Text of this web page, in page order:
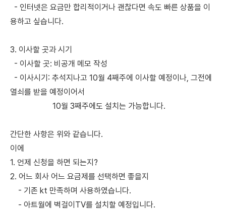
- 인터넷은 요금만 합리적이거나 괜찮다면 속도 빠른 상품을 이
용하고 싶습니다.
3. 이사할 곳과 시기
- 이사할 곳: 비공개 메모 작성
- 이사시기: 추석지나고 10월 4째주에 이사할 예정이나, 그전에
열쇠를 받을 예정이어서
10월 3째주에도 설치는 가능합니다.
간단한 사항은 위와 같습니다.
이에
1. 언제 신청을 하면 되는지?
2. 어느 회사 어느 요금제를 선택하면 좋을지
- 기존 kt 만족하며 사용하였습니다.
- 아트월에 벽걸이TV를 설치할 예정입니다.